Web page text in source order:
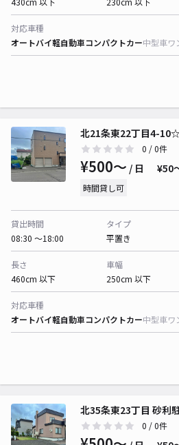
対応車種
オートバイ軽自動車コンパクトカー中型車ワ
北21条東22丁目4-
0 / 0件
¥500〜 / 日 ¥50
時間貸し可
貸出時間
08:30 〜18:00
タイプ
平置き
長さ
460cm 以下
車幅
250cm 以下
対応車種
オートバイ軽自動車コンパクトカー中型車ワ
北35条東23丁目 砂利
0 / 0件